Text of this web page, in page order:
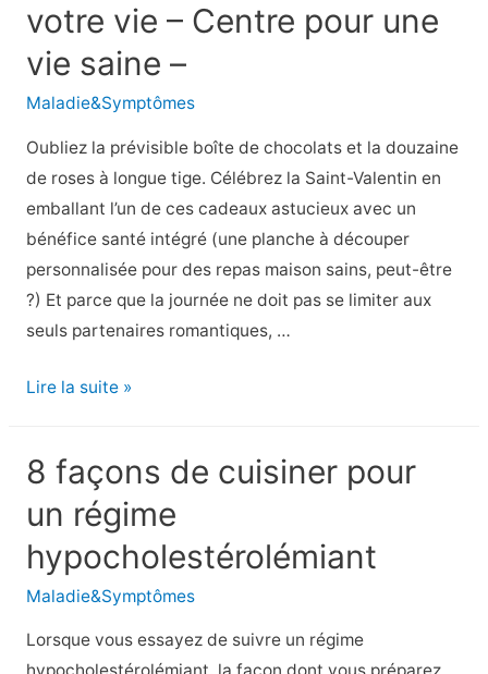
ne
pas
faire
la
colite
ulcéreuse
votre vie – Centre pour une
vie saine –
Maladie&Symptômes
Oubliez la prévisible boîte de chocolats et la douzaine
de roses à longue tige. Célébrez la Saint-Valentin en
emballant l’un de ces cadeaux astucieux avec un
bénéfice santé intégré (une planche à découper
personnalisée pour des repas maison sains, peut-être
?) Et parce que la journée ne doit pas se limiter aux
seuls partenaires romantiques, …
14
la
Saint-
pour
les
amours
de
Lire la suite »
8 façons de cuisiner pour
un régime
hypocholestérolémiant
Maladie&Symptômes
Lorsque vous essayez de suivre un régime